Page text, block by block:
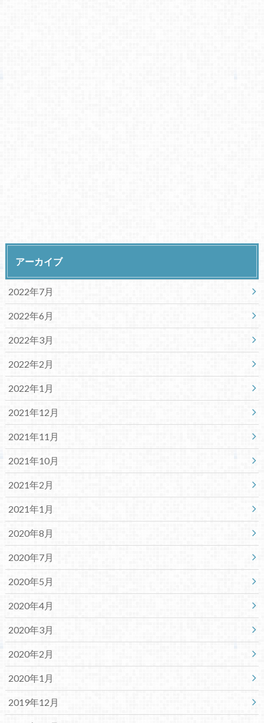
アーカイブ
2022年7月
2022年6月
2022年3月
2022年2月
2022年1月
2021年12月
2021年11月
2021年10月
2021年2月
2021年1月
2020年8月
2020年7月
2020年5月
2020年4月
2020年3月
2020年2月
2020年1月
2019年12月